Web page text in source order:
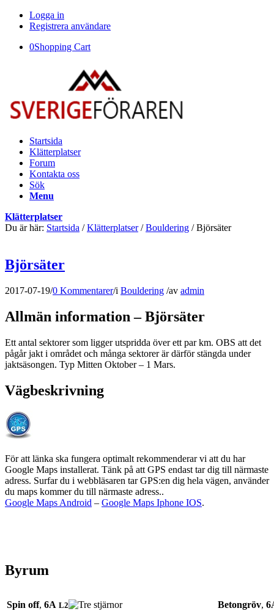
Logga in
Registrera användare
0Shopping Cart
Startsida
Klätterplatser
Forum
Kontakta oss
Sök
Menu
Klätterplatser
Du är här: Startsida / Klätterplatser / Bouldering / Björsäter
Björsäter
2017-07-19/0 Kommentarer/i Bouldering /av admin
Allmän information – Björsäter
Ett antal sektorer som ligger utspridda över ett par km. OBS att det
pågår jakt i området och många sektorer är därför stängda under
jaktsäsongen. Typ Mitten Oktober – 1 Mars.
Vägbeskrivning
För att länka ska fungera optimalt rekommenderar vi att du har
Google Maps installerat. Tänk på att GPS endast tar dig till närmaste
adress. Surfar du i webbläsaren tar GPS:en dig hela vägen, använder
du maps kommer du till närmaste adress..
Google Maps Android – Google Maps Iphone IOS.
Byrum
Spin off, 6A L2
Betongröv,